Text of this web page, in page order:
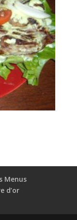
Menus
d’or